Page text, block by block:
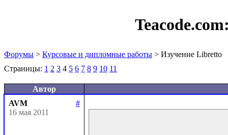
Форумы > Курсовые и дипломные работы > Изучение Libretto
Страницы: 1 2 3 4 5 6 7 8 9 10 11
Автор
AVM
#
16 мая 2011